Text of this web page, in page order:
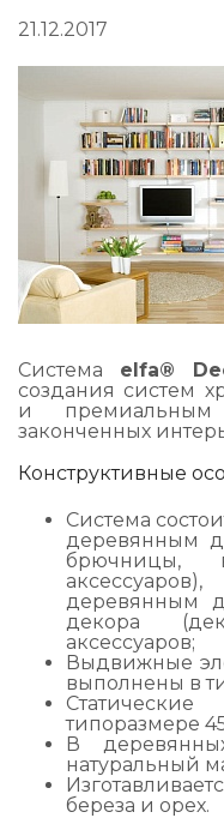
21.12.2017
Система elfa®
создания систем
и
законченных
Конструктивные
Система
деревянным
брючницы,
деревянным
декора
аксессуаров;
Выдвижные
выполнены в
типоразмере
В
натуральный
береза и орех.